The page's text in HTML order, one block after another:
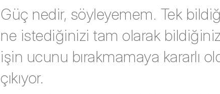
Güç nedir, söyleyemem. Tek
ne istediğinizi tam olarak
işin ucunu bırakmamaya kararlı
çıkıyor.